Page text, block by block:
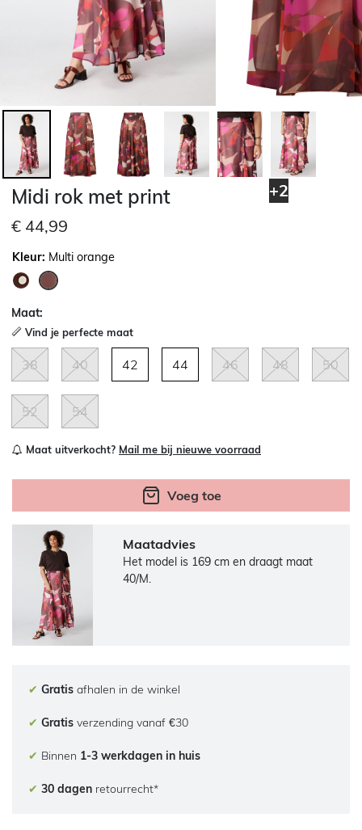
+2
Midi rok met print
€ 44,99
Kleur: Multi orange
Maat:
Vind je perfecte maat
38 40 42 44 46 48 50
52 54
Maat uitverkocht? Mail me bij nieuwe voorraad
Voeg toe
Maatadvies
Het model is 169 cm en draagt maat
40/M.
✔ Gratis afhalen in de winkel
✔ Gratis verzending vanaf €30
✔ Binnen 1-3 werkdagen in huis
✔ 30 dagen retourrecht*